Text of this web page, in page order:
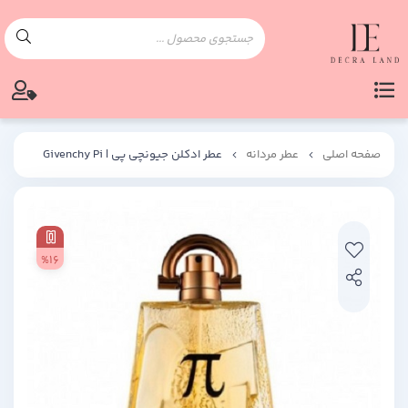
صفحه اصلی عطر مردانه عطر ادکلن جیونچی پی | Givenchy Pi
%16